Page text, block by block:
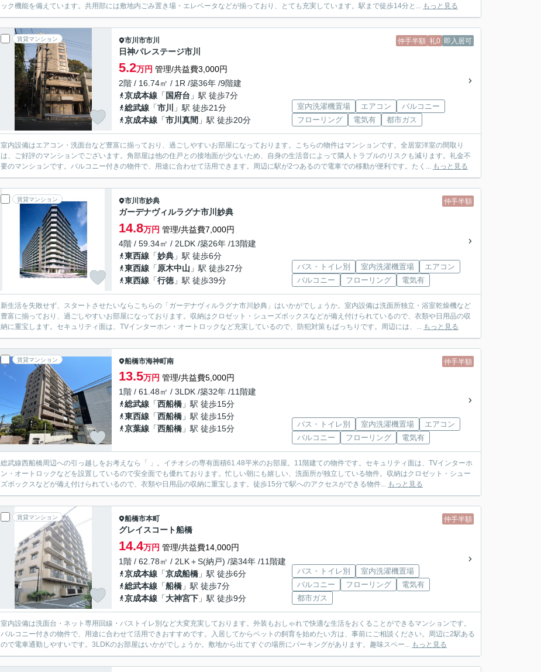
ック機能を備えています。共用部には敷地内ごみ置き場・エレベータなどが揃っており、とても充実しています。駅まで徒歩14分と... もっと見る
賃貸マンション 仲手半額 礼0 即入居可
市川市市川
日神パレステージ市川
5.2万円 管理/共益費3,000円
2階 / 16.74㎡ / 1R /築36年 /9階建
京成本線 「 国府台 」駅 徒歩7分
総武線 「市川
」駅 徒歩21分
京成本線 「市川真間 」駅 徒歩20分
室内洗濯機置場 エアコン
バルコニー
フローリング
電気有 都市ガス
室内設備はエアコン・洗面台など豊富に揃っており、過ごしやすいお部屋になっております。こちらの物件はマンションです。全居室洋室の間取り
は、ご好評のマンションでございます。角部屋は他の住戸との接地面が少ないため、自身の生活音によって隣人トラブルのリスクも減ります。礼金不
要のマンションです。バルコニー付きの物件で、用途に合わせて活用できます。周辺に駅が2つあるので電車での移動が便利です。たく... もっと見る
賃貸マンション 仲手半額
市川市妙典
ガーデナヴィルラグナ市川妙典
14.8万円 管理/共益費7,000円
4階 / 59.34㎡ / 2LDK /築26年 /13階建
東西線 「妙典 」駅 徒歩6分
東西線 「原木中山 」駅 徒歩27分
東西線 「行徳 」駅 徒歩39分
バス・トイレ別 室内洗濯機置場
エアコン
バルコニー
フローリング 電気有
新生活を失敗せず、スタートさせたいならこちらの「ガーデナヴィルラグナ市川妙典」はいかがでしょうか。室内設備は洗面所独立・浴室乾燥機など
豊富に揃っており、過ごしやすいお部屋になっております。収納はクロゼット・シューズボックスなどが備え付けられているので、衣類や日用品の収
納に重宝します。セキュリティ面は、TVインターホン・オートロックなど充実しているので、防犯対策もばっちりです。周辺には、... もっと見る
賃貸マンション 仲手半額
船橋市海神町南
13.5万円 管理/共益費5,000円
1階 / 61.48㎡ / 3LDK /築32年 /11階建
総武線 「西船橋 」駅 徒歩15分
東西線 「西船橋 」駅 徒歩15分
京葉線 「西船橋 」駅 徒歩15分 バス・トイレ別 室内洗濯機置場
エアコン
バルコニー
フローリング 電気有
総武線西船橋周辺への引っ越しをお考えなら「 」。イチオシの専有面積61.48平米のお部屋。11階建ての物件です。セキュリティ面は、TVインターホ
ン・オートロックなどを設置しているので安全面でも優れております。忙しい朝にも嬉しい、洗面所が独立している物件。収納はクロゼット・シュー
ズボックスなどが備え付けられているので、衣類や日用品の収納に重宝します。徒歩15分で駅へのアクセスができる物件... もっと見る
賃貸マンション 仲手半額
船橋市本町
グレイスコート船橋
14.4万円 管理/共益費14,000円
1階 / 62.78㎡ / 2LK＋S(納戸) /築34年 /11階建
京成本線 「京成船橋 」駅 徒歩6分
総武本線 「船橋 」駅 徒歩7分
京成本線 「大神宮下 」駅 徒歩9分
バス・トイレ別
室内洗濯機置場
バルコニー
フローリング
電気有
都市ガス
室内設備は洗面台・ネット専用回線・バストイレ別など大変充実しております。外装もおしゃれで快適な生活をおくることができるマンションです。
バルコニー付きの物件で、用途に合わせて活用できおすすめです。入居してからペットの飼育を始めたい方は、事前にご相談ください。周辺に2駅ある
ので電車通勤しやすいです。3LDKのお部屋はいかがでしょうか。敷地から出てすぐの場所にパーキングがあります。趣味スペー... もっと見る